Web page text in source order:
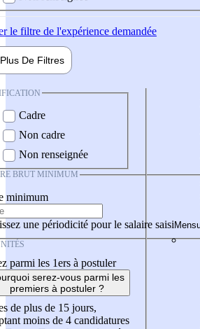
le filtre de l'expérience demandée
Plus De Filtres
Cadre
Non cadre
Non renseignée
BRUT MINIMUM
minimum
une périodicité pour le salaire saisi
parmi les 1ers à postuler
serez-vous parmi les
premiers à postuler ?
de plus de 15 jours,
moins de 4 candidatures